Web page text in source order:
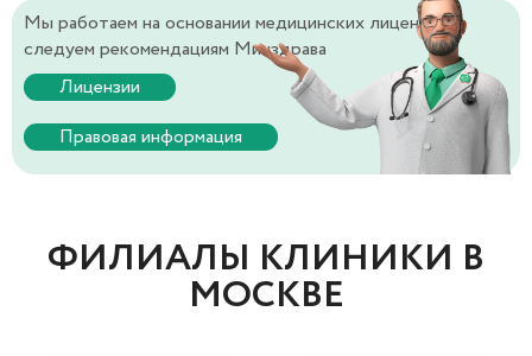
Мы работаем на основании медицинских лицензий и
следуем рекомендациям Минздрава
Лицензии
Правовая информация
ФИЛИАЛЫ КЛИНИКИ В
МОСКВЕ